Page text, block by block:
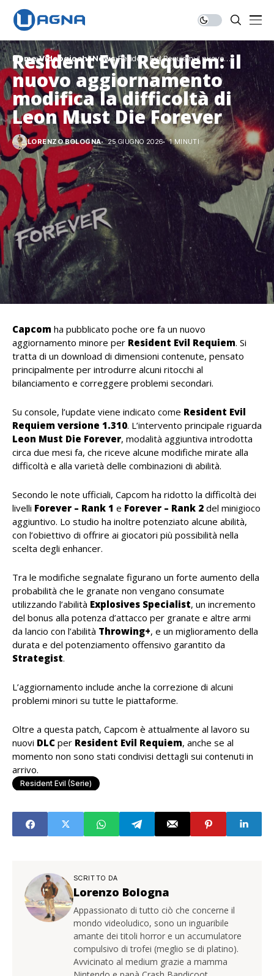
Home Videogiochi News Resident Evil Requiem: il nuovo
aggiornamento modifica la difficoltà di Leon
Must Die Forever
Resident Evil Requiem: il
nuovo aggiornamento
modifica la difficoltà di
Leon Must Die Forever
LORENZO BOLOGNA 25 GIUGNO 2026 1 MINUTI
Capcom ha pubblicato poche ore fa un nuovo
aggiornamento minore per Resident Evil Requiem. Si
tratta di un download di dimensioni contenute, pensato
principalmente per introdurre alcuni ritocchi al
bilanciamento e correggere problemi secondari.
Su console, l’update viene indicato come Resident Evil
Requiem versione 1.310. L’intervento principale riguarda
Leon Must Die Forever, modalità aggiuntiva introdotta
circa due mesi fa, che riceve alcune modifiche mirate alla
difficoltà e alla varietà delle combinazioni di abilità.
Secondo le note ufficiali, Capcom ha ridotto la difficoltà dei
livelli Forever – Rank 1 e Forever – Rank 2 del minigioco
aggiuntivo. Lo studio ha inoltre potenziato alcune abilità,
con l’obiettivo di offrire ai giocatori più possibilità nella
scelta degli enhancer.
Tra le modifiche segnalate figurano un forte aumento della
probabilità che le granate non vengano consumate
utilizzando l’abilità Explosives Specialist, un incremento
del bonus alla potenza d’attacco per granate e altre armi
da lancio con l’abilità Throwing+, e un miglioramento della
durata e del potenziamento offensivo garantito da
Strategist.
L’aggiornamento include anche la correzione di alcuni
problemi minori su tutte le piattaforme.
Oltre a questa patch, Capcom è attualmente al lavoro su
nuovi DLC per Resident Evil Requiem, anche se al
momento non sono stati condivisi dettagli sui contenuti in
arrivo.
Resident Evil (serie)
SCRITTO DA
Lorenzo Bologna
Appassionato di tutto ciò che concerne il
mondo videoludico, sono un inguaribile
amante dei titoli horror e un accumulatore
compulsivo di trofei (meglio se di platino).
Avvicinato al medium grazie a mamma